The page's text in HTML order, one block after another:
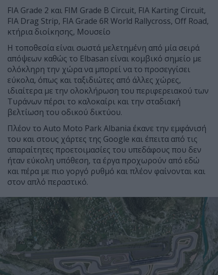
FIA Grade 2 και FIM Grade B Circuit, FIA Karting Circuit,
FIA Drag Strip, FIA Grade 6R World Rallycross, Off Road,
κτήρια διοίκησης, Μουσείο
Η τοποθεσία είναι σωστά μελετημένη από μία σειρά
απόψεων καθώς το Elbasan είναι κομβικό σημείο με
ολόκληρη την χώρα να μπορεί να το προσεγγίσει
εύκολα, όπως και ταξιδιώτες από άλλες χώρες,
ιδιαίτερα με την ολοκλήρωση του περιφερειακού των
Τυράνων πέρσι το καλοκαίρι και την σταδιακή
βελτίωση του οδικού δικτύου.
Πλέον το Auto Moto Park Albania έκανε την εμφάνισή
του και στους χάρτες της Google και έπειτα από τις
απαραίτητες προετοιμασίες του υπεδάφους που δεν
ήταν εύκολη υπόθεση, τα έργα προχωρούν από εδώ
και πέρα με πιο γοργό ρυθμό και πλέον φαίνονται και
στον απλό περαστικό.